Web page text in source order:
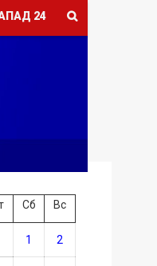
24
Сб Вс
1 2